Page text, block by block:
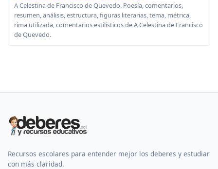
A Celestina de Francisco de Quevedo. Poesía, comentarios,
resumen, análisis, estructura, figuras literarias, tema, métrica,
rima utilizada, comentarios estilísticos de A Celestina de Francisco
de Quevedo.
Recursos escolares para entender mejor los deberes y estudiar
con más claridad.